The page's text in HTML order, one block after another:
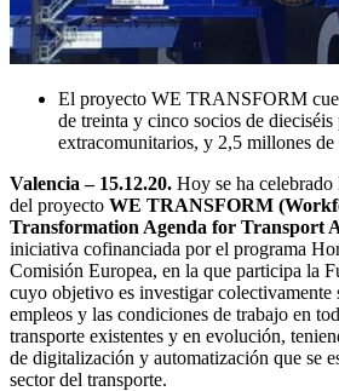
El proyecto WE TRANSFORM
de treinta y cinco socios de dieciséis
extracomunitarios, y 2,5 millones de
Valencia – 15.12.20. Hoy se ha
del proyecto WE TRANSFORM
Transformation Agenda for Transport
iniciativa cofinanciada por el programa
Comisión Europea, en la que participa la
cuyo objetivo es investigar colectivamente
empleos y las condiciones de trabajo en
transporte existentes y en evolución,
de digitalización y automatización que se
sector del transporte.